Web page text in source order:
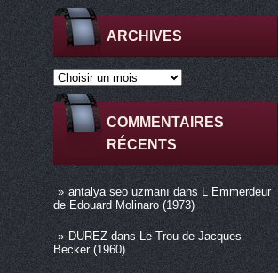
ARCHIVES
COMMENTAIRES
RÉCENTS
antalya seo uzmanıdans L Emmerdeur
de Edouard Molinaro (1973)
DUREZdans Le Trou de Jacques
Becker (1960)